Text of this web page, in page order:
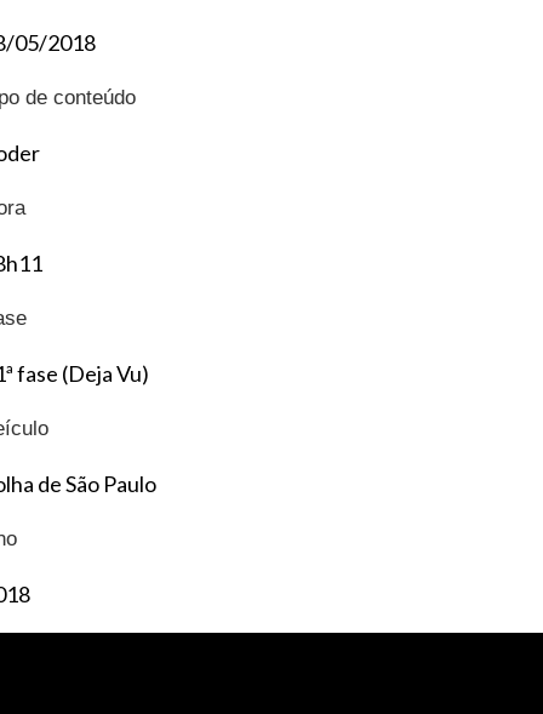
05/2018
de conteúdo
fase (Deja Vu)
de São Paulo